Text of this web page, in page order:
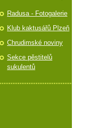
Radusa - Fotogalerie
Klub kaktusářů Plzeň
Chrudimské noviny
Sekce pěstitelů
sukulentů